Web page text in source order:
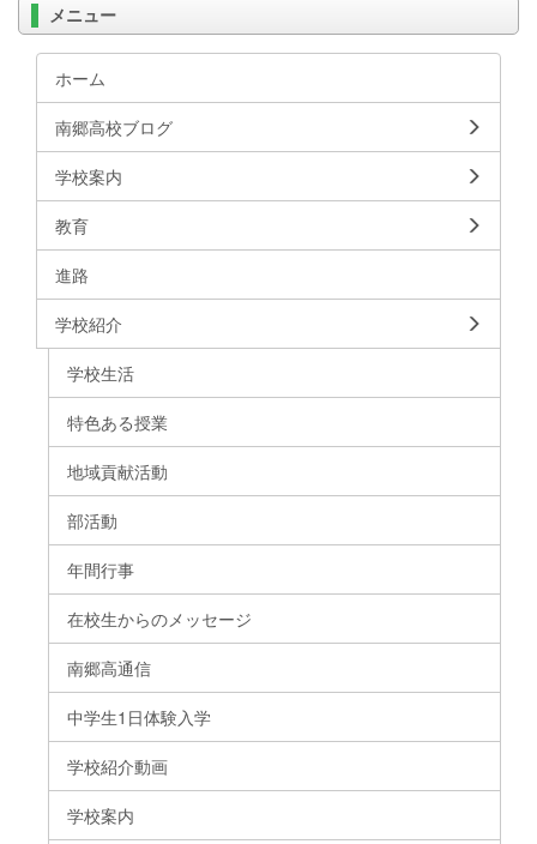
メニュー
ホーム
南郷高校ブログ
学校案内
教育
進路
学校紹介
学校生活
特色ある授業
地域貢献活動
部活動
年間行事
在校生からのメッセージ
南郷高通信
中学生1日体験入学
学校紹介動画
学校案内